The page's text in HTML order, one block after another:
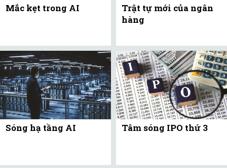
Mắc kẹt trong AI
Trật tự mới của ngân
hàng
Sóng hạ tầng AI Tâm sóng IPO thứ 3